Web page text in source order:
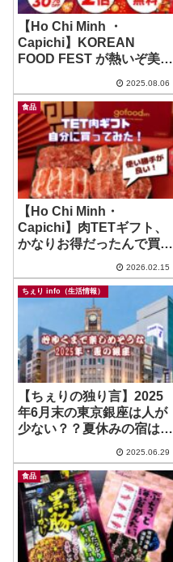
【Ho Chi Minh ・
Capichi】KOREAN
FOOD FEST が熱いぞ美味
2025.08.06
食品
【Ho Chi Minh・
Capichi】肉TETギフト、
かなりお得だったんで買っ
gofood.vn
2026.02.15
ちぇり info（生活情報）
【ちぇりの独り言】2025
年6月末の東京銀座は人が
少ない？？夏休みの宿は早
2025.06.29
食品